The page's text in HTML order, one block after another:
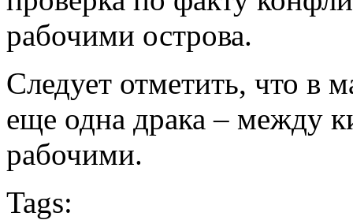
рабочими острова.
Следует отметить, что в
еще одна драка – между
рабочими.
Tags: